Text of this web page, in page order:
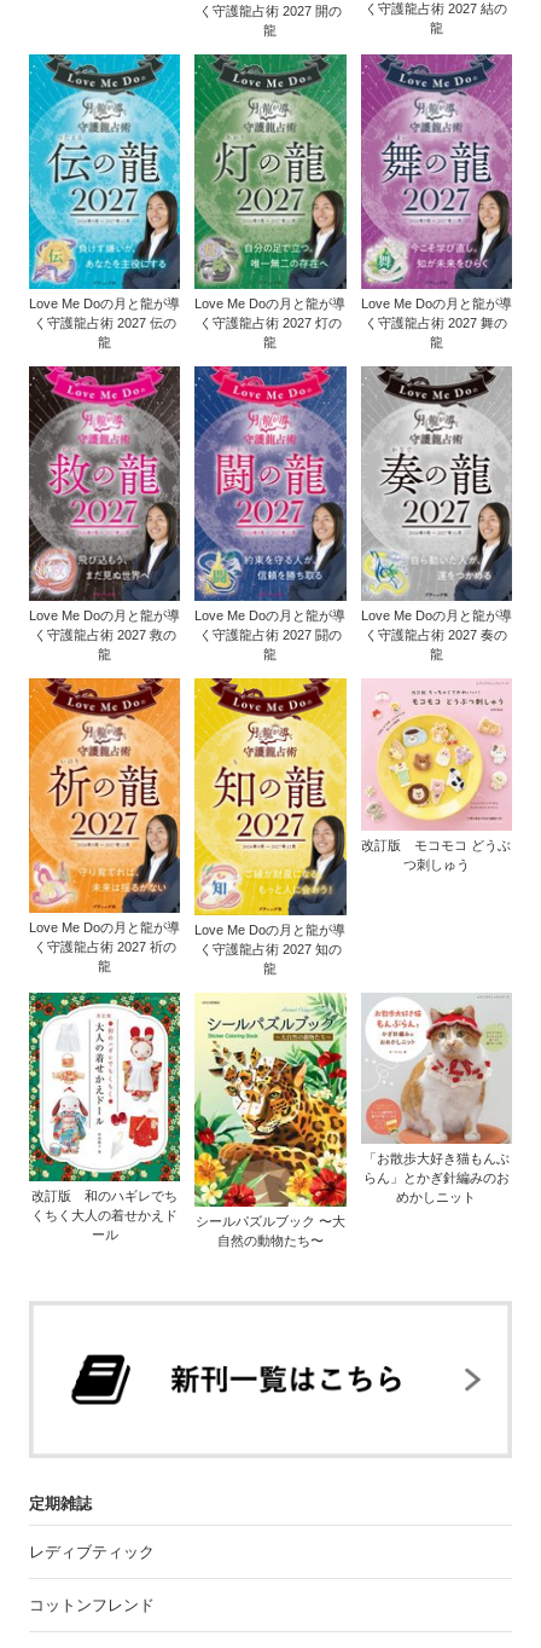
く守護龍占術 2027 開の
龍
く守護龍占術 2027 結の
龍
Love Me Doの月と龍が導
く守護龍占術 2027 伝の
龍
Love Me Doの月と龍が導
く守護龍占術 2027 灯の
龍
Love Me Doの月と龍が導
く守護龍占術 2027 舞の
龍
Love Me Doの月と龍が導
く守護龍占術 2027 救の
龍
Love Me Doの月と龍が導
く守護龍占術 2027 闘の
龍
Love Me Doの月と龍が導
く守護龍占術 2027 奏の
龍
Love Me Doの月と龍が導
く守護龍占術 2027 祈の
龍
Love Me Doの月と龍が導
く守護龍占術 2027 知の
龍
改訂版 モコモコ どうぶ
つ刺しゅう
改訂版 和のハギレでち
くちく大人の着せかえド
ール
シールパズルブック 〜大
自然の動物たち〜
「お散歩大好き猫もんぶ
らん」とかぎ針編みのお
めかしニット
定期雑誌
レディブティック
コットンフレンド